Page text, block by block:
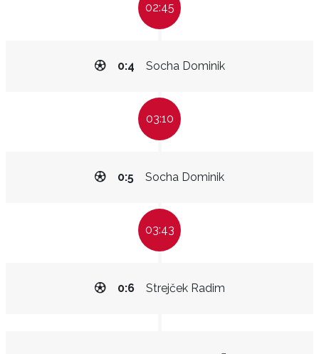
02:45
Socha Dominik
0:4
03:10
Socha Dominik
0:5
03:43
Strejček Radim
0:6